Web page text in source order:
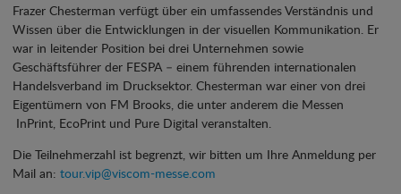
Frazer Chesterman verfügt über ein umfassendes Verständnis und
Wissen über die Entwicklungen in der visuellen Kommunikation. Er
war in leitender Position bei drei Unternehmen sowie
Geschäftsführer der FESPA – einem führenden internationalen
Handelsverband im Drucksektor. Chesterman war einer von drei
Eigentümern von FM Brooks, die unter anderem die Messen
InPrint, EcoPrint und Pure Digital veranstalten.
Die Teilnehmerzahl ist begrenzt, wir bitten um Ihre Anmeldung per
Mail an: tour.vip@viscom-messe.com